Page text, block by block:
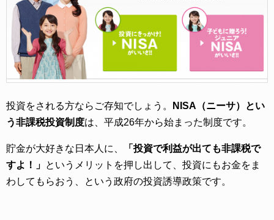
投資をされる方ならご存知でしょう。
NISA（ニーサ）とい
う非課税投資制度は、平成26年から始まった制度です。
貯金が大好きな日本人に、
「投資で利益が出ても非課税で
すよ！」 というメリットを押し出して、投資にもお金をま
わしてもらおう、という政府の投資誘導政策です。